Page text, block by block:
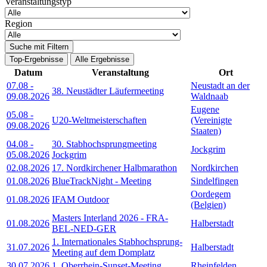
Region
Suche mit Filtern
Top-Ergebnisse
Alle Ergebnisse
Datum Veranstaltung
Ort
07.08 -
09.08.2026
38. Neustädter Läufermeeting
Neustadt an der
Waldnaab
05.08 -
09.08.2026
U20-Weltmeisterschaften
Eugene
(Vereinigte
Staaten)
04.08 -
05.08.2026
30. Stabhochsprungmeeting
Jockgrim
Jockgrim
02.08.2026 17. Nordkirchener Halbmarathon
Nordkirchen
01.08.2026 BlueTrackNight - Meeting
Sindelfingen
01.08.2026 IFAM Outdoor
Oordegem
(Belgien)
01.08.2026
Masters Interland 2026 - FRA-
BEL-NED-GER
Halberstadt
31.07.2026
1. Internationales Stabhochsprung-
Meeting auf dem Domplatz
Halberstadt